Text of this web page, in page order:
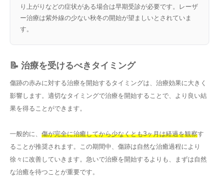
り上がりなどの症状がある場合は早期受診が必要です。レーザ
ー治療は紫外線の少ない秋冬の開始が望ましいとされていま
す。
📝 治療を受けるべきタイミング
傷跡の赤みに対する治療を開始するタイミングは、治療効果に大きく
影響します。適切なタイミングで治療を開始することで、より良い結
果を得ることができます。
一般的に、 傷が完全に治癒してから少なくとも3ヶ月は経過を観察す
ることが推奨されます。この期間中、傷跡は自然な治癒過程により
徐々に改善していきます。急いで治療を開始するよりも、まずは自然
な治癒を待つことが重要です。